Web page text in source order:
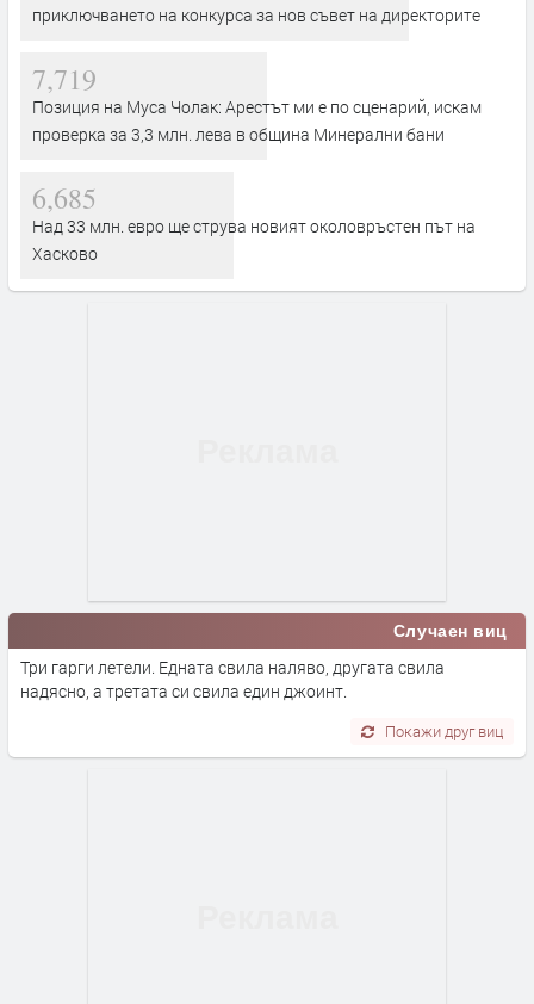
приключването на конкурса за нов съвет на директорите
7,719
Позиция на Муса Чолак: Арестът ми е по сценарий, искам
проверка за 3,3 млн. лева в община Минерални бани
6,685
Над 33 млн. евро ще струва новият околовръстен път на
Хасково
Случаен виц
Три гарги летели. Едната свила наляво, другата свила
надясно, а третата си свила един джоинт.
Покажи друг виц